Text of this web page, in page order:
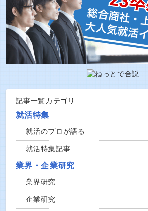
記事一覧カテゴリ
就活特集
就活のプロが語る
就活特集記事
業界・企業研究
業界研究
企業研究